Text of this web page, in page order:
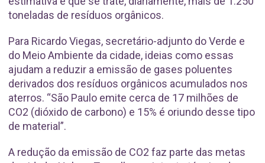
toneladas de resíduos orgânicos.
Para Ricardo Viegas, secretário-adjunto do Verde e
do Meio Ambiente da cidade, ideias como essas
ajudam a reduzir a emissão de gases poluentes
derivados dos resíduos orgânicos acumulados nos
aterros. “São Paulo emite cerca de 17 milhões de
CO2 (dióxido de carbono) e 15% é oriundo desse tipo
de material”.
A redução da emissão de CO2 faz parte das metas